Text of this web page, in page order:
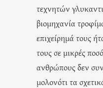
τεχνητών
βιομηχανία
επιχείρημά τους
τους σε μικρές
ανθρώπους δεν
μολονότι τα